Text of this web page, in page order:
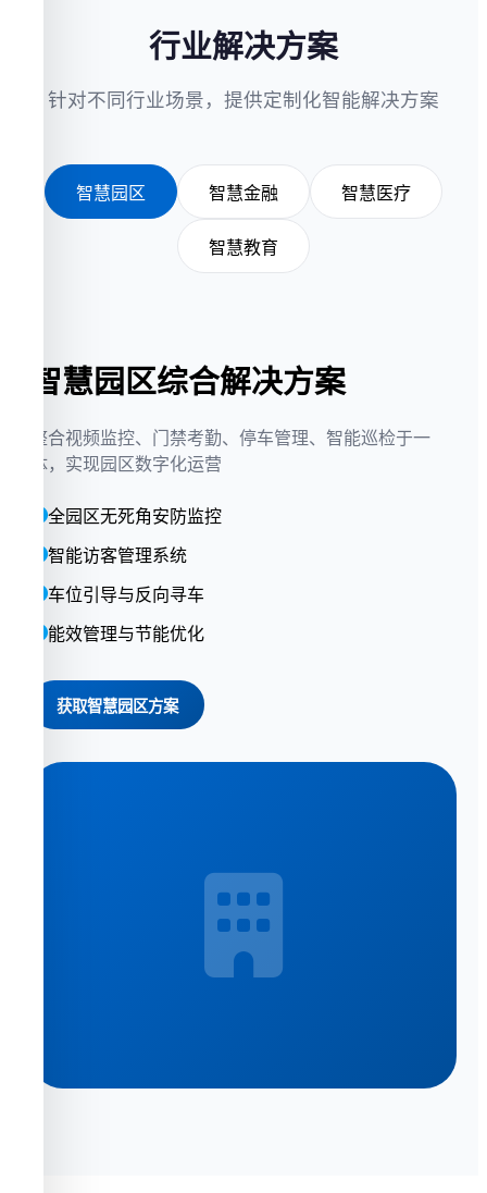
行业解决方案
针对不同行业场景，提供定制化智能解决方案
智慧园区 智慧金融 智慧医疗
智慧教育
智慧园区综合解决方案
整合视频监控、门禁考勤、停车管理、智能巡检于一
体，实现园区数字化运营
全园区无死角安防监控
智能访客管理系统
车位引导与反向寻车
能效管理与节能优化
获取智慧园区方案